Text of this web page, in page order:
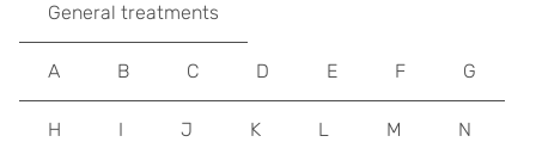
General treatments
A B C D E F G
H I J K L M N